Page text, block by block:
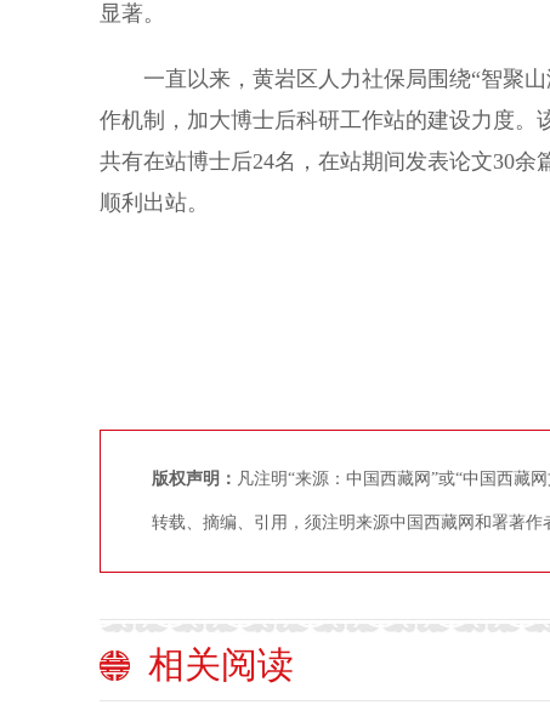
显著。
一直以来，黄岩区人力社保局围绕“智聚山
作机制，加大博士后科研工作站的建设力度。
共有在站博士后24名，在站期间发表论文30
顺利出站。
版权声明： 凡注明“来源：中国西藏网”或“中国西藏
转载、摘编、引用，须注明来源中国西藏网和署著作
相关阅读